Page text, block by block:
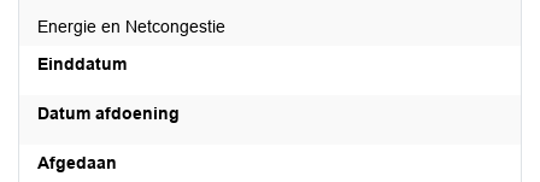
Energie en Netcongestie
Einddatum
Datum afdoening
Afgedaan